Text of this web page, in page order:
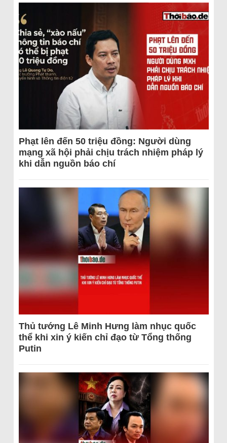
Phạt lên đến 50 triệu đồng: Người dùng
mạng xã hội phải chịu trách nhiệm pháp lý
khi dẫn nguồn báo chí
Thủ tướng Lê Minh Hưng làm nhục quốc
thể khi xin ý kiến chỉ đạo từ Tổng thống
Putin